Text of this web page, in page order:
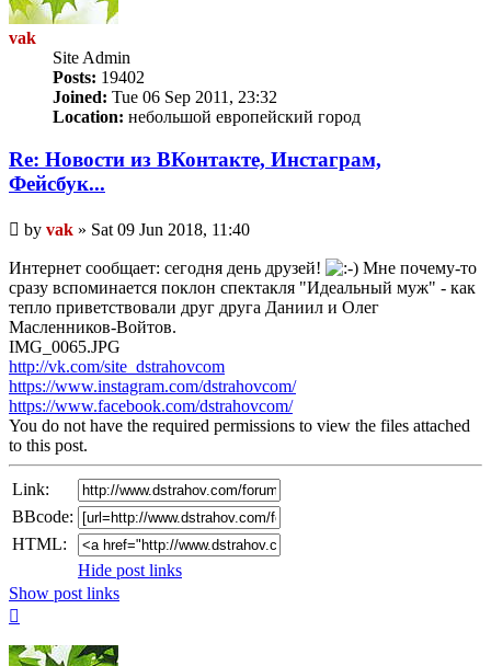
vak
Site Admin
Posts: 19402
Joined: Tue 06 Sep 2011, 23:32
Location: небольшой европейский город
Re: Новости из ВКонтакте, Инстаграм,
Фейсбук...
Unread
post
by vak » Sat 09 Jun 2018, 11:40
Интернет сообщает: сегодня день друзей!
Мне почему-то
сразу вспоминается поклон спектакля "Идеальный муж" - как
тепло приветствовали друг друга Даниил и Олег
Масленников-Войтов.
IMG_0065.JPG
http://vk.com/site_dstrahovcom
https://www.instagram.com/dstrahovcom/
https://www.facebook.com/dstrahovcom/
You do not have the required permissions to view the files attached
to this post.
Link:
BBcode:
HTML:
Hide post links
Show post links